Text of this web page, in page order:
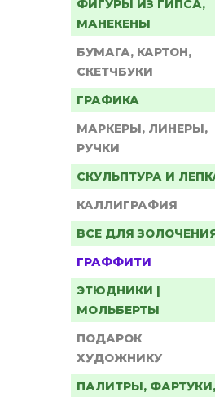
ФИГУРЫ ИЗ ГИПСА,
МАНЕКЕНЫ
БУМАГА, КАРТОН,
СКЕТЧБУКИ
ГРАФИКА
МАРКЕРЫ, ЛИНЕРЫ,
РУЧКИ
СКУЛЬПТУРА И
КАЛЛИГРАФИЯ
ВСЕ ДЛЯ
ГРАФФИТИ
ЭТЮДНИКИ |
МОЛЬБЕРТЫ
ПОДАРОК
ХУДОЖНИКУ
ПАЛИТРЫ, ФАРТУКИ,
Серия:Decola
Артикул:5228211
Объем:50 млРазмер:
Форма:банкаВес:70 г
70 г